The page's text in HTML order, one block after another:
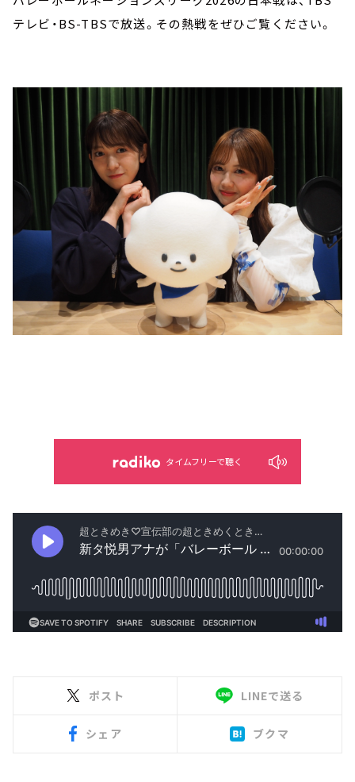
テレビ・BS-TBSで放送。その熱戦をぜひご覧ください。
タイムフリーで聴く
ポスト LINEで送る
シェア ブクマ